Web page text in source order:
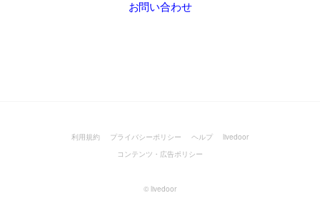
お問い合わせ
利用規約 プライバシーポリシー ヘルプ
livedoor
コンテンツ・広告ポリシー
© livedoor